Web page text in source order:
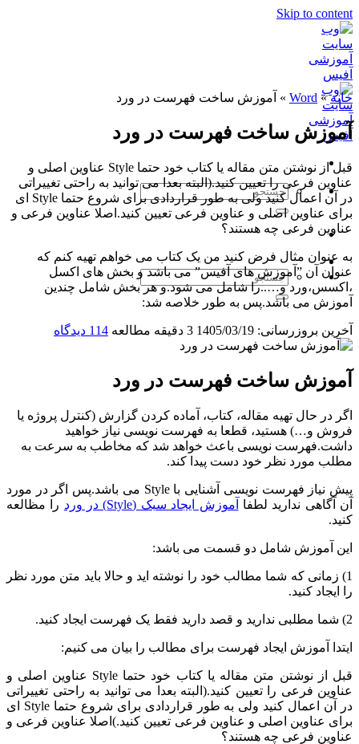
Skip to content
خانه»
Word
» آموزش ساخت فهرست در ورد
آموزش ساخت فهرست در ورد
قبل از نوشتن متن مقاله یا کتاب خود حتما Style عناوین اصلی و
عناوین فرعی را تعیین کنید.(البته بعدا می توانید به راحتی تغییراتی
در آن اعمال کنید ولی به طور قراردادی برای شروع حتما Style ای
برای عناوین اصلی و عناوین فرعی تعیین کنید.اصلا عناوین فرعی و
عناوین فرعی چه هستند؟
به عنوان مثال فرض کنید من یک کتاب می خواهم تهیه کنم که
عنوان آن ”آموزش های آفیس” می باشد و بخش های اکسل
،اکسس،ورد و…..را شامل می شود.و هر بخش شامل چندین
آموزش می باشد.پس به طور خلاصه شد:
آخرین بروزرسانی: 1405/03/19 3 دقیقه مطالعه 114 دیدگاه
آموزش ساخت فهرست در ورد
اگر در حال تهیه مقاله، کتاب، آماده کردن گزارش (کنترل پروژه یا
فروش و…) هستید، قطعا به فهرست نویسی نیاز خواهید
داشت.فهرست نویسی باعث خواهد شد که مخاطب به سرعت به
مطلب مورد نظر خود دست پیدا کند.
پیش نیاز فهرست نویسی آشنایی با Style می باشد.پس اگر در مورد
آن آگاهی ندارید لطفا
آموزش ایجاد سبک (Style) در ورد
را مظالعه
کنید.
این آموزش شامل دو قسمت می باشد:
1) زمانی که شما مطالب خود را نوشته اید و حالا باید متن مورد نظر
را ایجاد کنید.
2) شما مطلبی ندارید و قصد دارید فقط یک فهرست ایجاد کنید.
ایتدا آموزش ایجاد فهرست برای مطالب را بیان می کنیم:
قبل از نوشتن متن مقاله یا کتاب خود حتما Style عناوین اصلی و
عناوین فرعی را تعیین کنید.(البته بعدا می توانید به راحتی تغییراتی
در آن اعمال کنید ولی به طور قراردادی برای شروع حتما Style ای
برای عناوین اصلی و عناوین فرعی تعیین کنید.)اصلا عناوین فرعی و
عناوین فرعی چه هستند؟